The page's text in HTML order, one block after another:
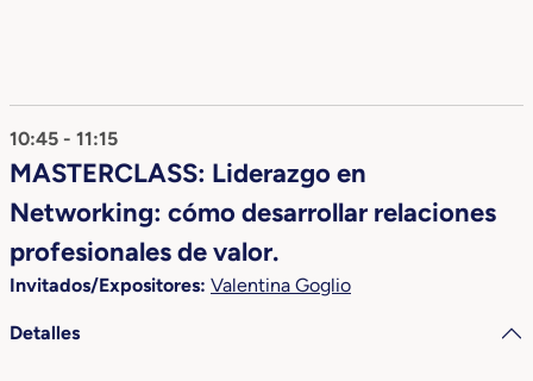
10:45 - 11:15
MASTERCLASS: Liderazgo en
Networking: cómo desarrollar relaciones
profesionales de valor.
Invitados/Expositores: Valentina Goglio
Detalles